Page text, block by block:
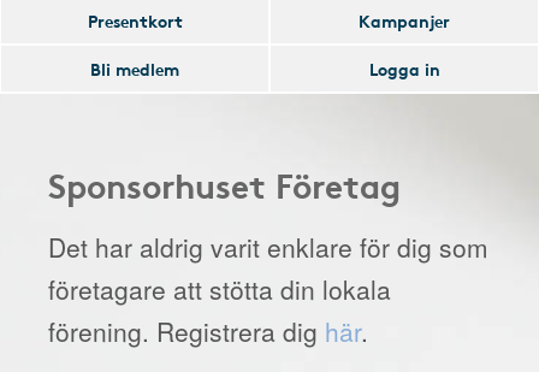
Presentkort
Kampanjer
Bli medlem
Logga in
Sponsorhuset Företag
Det har aldrig varit enklare för dig som
företagare att stötta din lokala
förening. Registrera dig här.